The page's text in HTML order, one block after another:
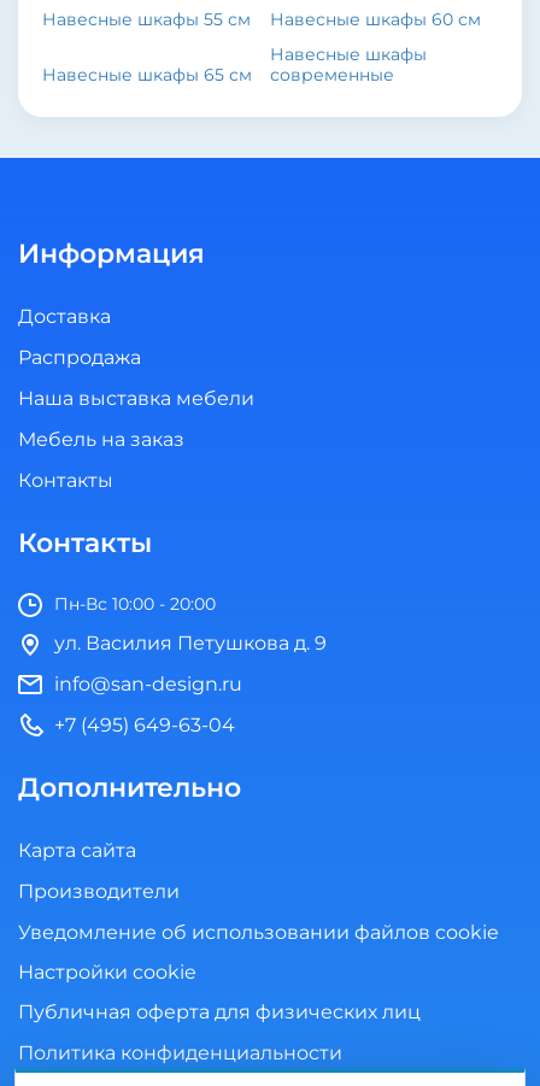
Навесные шкафы 55 см
Навесные шкафы 60 см
Навесные шкафы 65 см
Навесные шкафы
современные
Информация
Доставка
Распродажа
Наша выставка мебели
Мебель на заказ
Контакты
Контакты
Пн-Вс 10:00 - 20:00
ул. Василия Петушкова д. 9
info@san-design.ru
+7 (495) 649-63-04
Дополнительно
Карта сайта
Производители
Уведомление об использовании файлов cookie
Настройки cookie
Публичная оферта для физических лиц
Политика конфиденциальности